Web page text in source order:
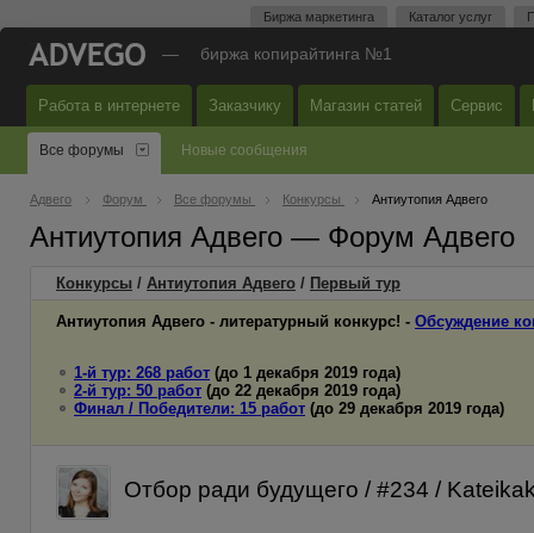
Биржа маркетинга Каталог услуг
— биржа копирайтинга №1
Работа в интернете Заказчику Магазин статей Сервис
Все форумы Новые сообщения
Адвего Форум Все форумы Конкурсы Антиутопия Адвего
Антиутопия Адвего — Форум Адвего
Конкурсы / Антиутопия Адвего / Первый тур
Антиутопия Адвего - литературный конкурс! - Обсуждение
1-й тур: 268 работ (до 1 декабря 2019 года)
2-й тур: 50 работ (до 22 декабря 2019 года)
Финал / Победители: 15 работ (до 29 декабря 2019 года)
Отбор ради будущего / #234 /